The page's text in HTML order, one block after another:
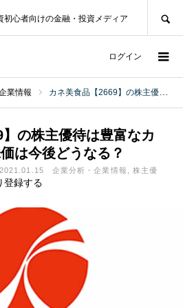
心者向けの金融・投資メディア
ログイン
業情報 カネ美食品【2669】の株主優待は豊富なカタログ！業績や株価は今後どうなる？
の株主優待は豊富なカ
は今後どうなる？
企業分析・企業情報
株主優
登録する